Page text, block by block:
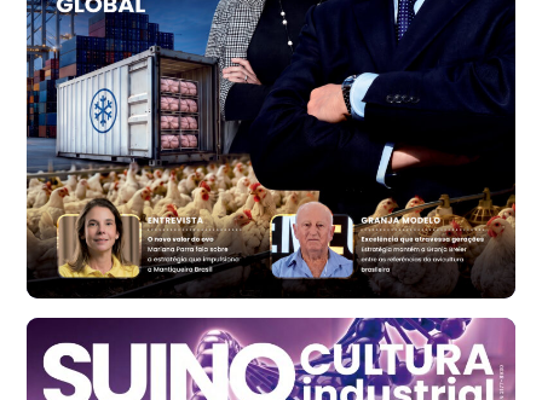
Trigo Atacado - Regional
RS
R$ 1.314,61
t
Ovo Vermelho - Regional
Vermelho
R$ 171,61
cx
Ovo Branco - Regional
Santa Maria do Jetibá (ES)
cx